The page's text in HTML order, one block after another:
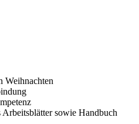
Weihnachten
Arbeitsblätter sowie Handbuch